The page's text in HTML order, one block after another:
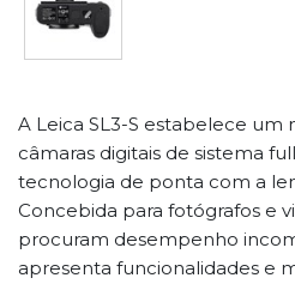
A Leica SL3-S estabelece um
câmaras digitais de sistema
tecnologia de ponta com a
Concebida para fotógrafos e
procuram desempenho
apresenta funcionalidades e